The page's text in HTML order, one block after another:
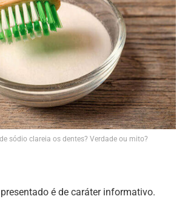
sódio clareia os dentes? Verdade ou mito?
é de caráter informativo.